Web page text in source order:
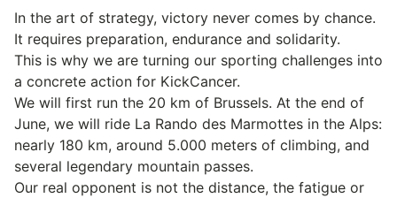
In the art of strategy, victory never comes by chance.
It requires preparation, endurance and solidarity.
This is why we are turning our sporting challenges into
a concrete action for KickCancer.
We will first run the 20 km of Brussels. At the end of
June, we will ride La Rando des Marmottes in the Alps:
nearly 180 km, around 5.000 meters of climbing, and
several legendary mountain passes.
Our real opponent is not the distance, the fatigue or